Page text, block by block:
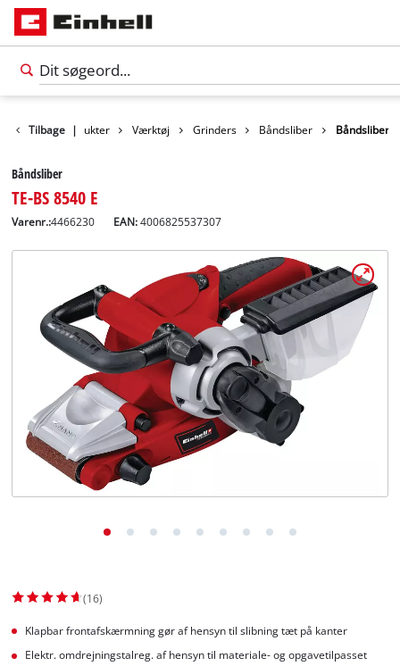
Dansk
English
Tilbage |
Produkter Værktøj Grinders Båndsliber Båndsliber
Båndsliber
TE-BS 8540 E
Varenr.:4466230 EAN:4006825537307
(16)
Klapbar frontafskærmning gør af hensyn til slibning tæt på kanter
Elektr. omdrejningstalreg. af hensyn til materiale- og opgavetilpasset